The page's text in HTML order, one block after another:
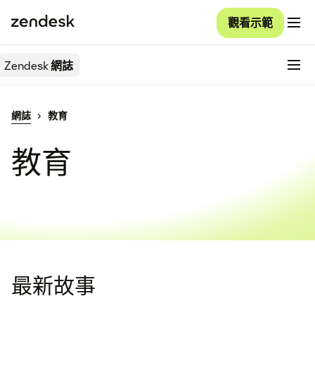
觀看示範
Zendesk網誌
網誌 教育
教育
最新故事